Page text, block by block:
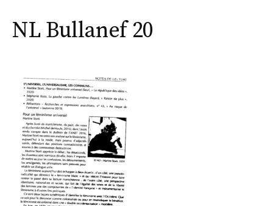
NL Bullanef 20